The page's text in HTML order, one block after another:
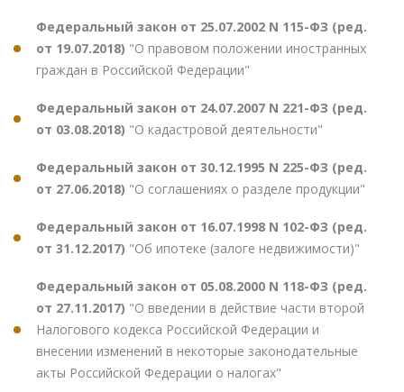
Федеральный закон от 25.07.2002 N 115-ФЗ (ред.
от 19.07.2018) "О правовом положении иностранных
граждан в Российской Федерации"
Федеральный закон от 24.07.2007 N 221-ФЗ (ред.
от 03.08.2018) "О кадастровой деятельности"
Федеральный закон от 30.12.1995 N 225-ФЗ (ред.
от 27.06.2018) "О соглашениях о разделе продукции"
Федеральный закон от 16.07.1998 N 102-ФЗ (ред.
от 31.12.2017) "Об ипотеке (залоге недвижимости)"
Федеральный закон от 05.08.2000 N 118-ФЗ (ред.
от 27.11.2017) "О введении в действие части второй
Налогового кодекса Российской Федерации и
внесении изменений в некоторые законодательные
акты Российской Федерации о налогах"